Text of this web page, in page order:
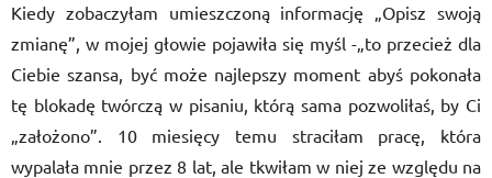
Kiedy zobaczyłam umieszczoną informację „Opisz swoją
zmianę”, w mojej głowie pojawiła się myśl -„to przecież dla
Ciebie szansa, być może najlepszy moment abyś pokonała
tę blokadę twórczą w pisaniu, którą sama pozwoliłaś, by Ci
„założono”. 10 miesięcy temu straciłam pracę, która
wypalała mnie przez 8 lat, ale tkwiłam w niej ze względu na